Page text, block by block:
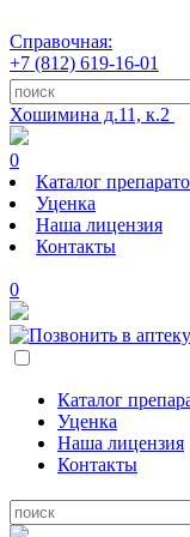
Справочная:
+7 (812) 619-16-01
Хошимина д.11, к.2
0
Каталог
Уценка
Наша лицензия
Контакты
0
Каталог
Уценка
Наша лицензия
Контакты